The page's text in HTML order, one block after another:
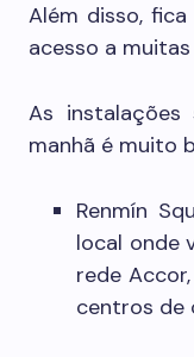
Além disso,
acesso a
As
manhã é muito
Renmín
local onde
rede
centros de